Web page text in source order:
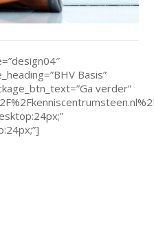
Basis”
verder”